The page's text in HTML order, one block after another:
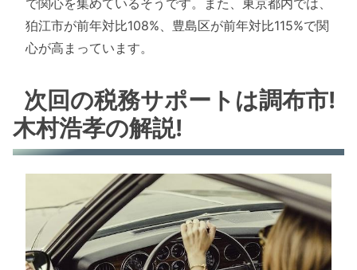
狛江市が前年対比108%、豊島区が前年対比115%で関
心が高まっています。
次回の税務サポートは調布市!
木村浩孝の解説!